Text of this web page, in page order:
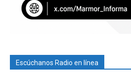
Escúchanos Radio en línea